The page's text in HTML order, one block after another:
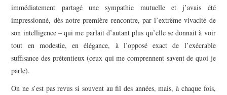
immédiatement partagé une sympathie mutuelle et j’avais été
impressionné, dès notre première rencontre, par l’extrême vivacité de
son intelligence – qui me parlait d’autant plus qu’elle se donnait à voir
tout en modestie, en élégance, à l’opposé exact de l’exécrable
suffisance des prétentieux (ceux qui me comprennent savent de quoi je
parle).
On ne s’est pas revus si souvent au fil des années, mais, à chaque fois,